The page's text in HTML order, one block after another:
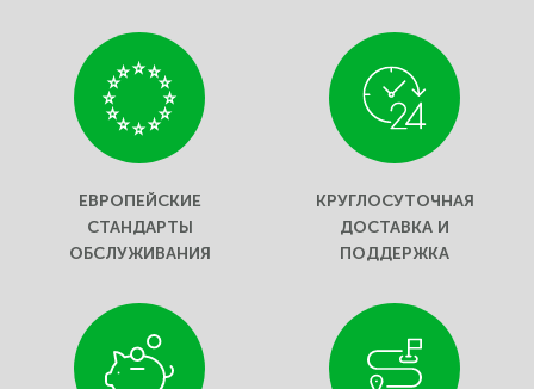
ЕВРОПЕЙСКИЕ
СТАНДАРТЫ
ОБСЛУЖИВАНИЯ
КРУГЛОСУТОЧНАЯ
ДОСТАВКА И
ПОДДЕРЖКА